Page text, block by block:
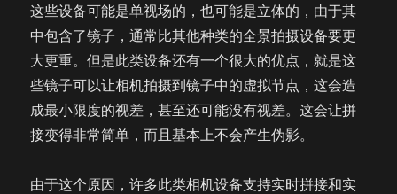
这些设备可能是单视场的，也可能是立体的，由于其
中包含了镜子，通常比其他种类的全景拍摄设备要更
大更重。但是此类设备还有一个很大的优点，就是这
些镜子可以让相机拍摄到镜子中的虚拟节点，这会造
成最小限度的视差，甚至还可能没有视差。这会让拼
接变得非常简单，而且基本上不会产生伪影。
由于这个原因，许多此类相机设备支持实时拼接和实